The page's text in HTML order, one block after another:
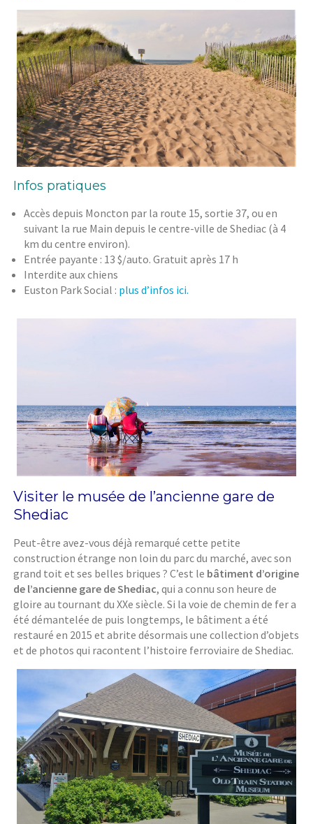
Infos pratiques
Accès depuis Moncton par la route 15, sortie 37, ou en
suivant la rue Main depuis le centre-ville de Shediac (à 4
km du centre environ).
Entrée payante : 13 $/auto. Gratuit après 17 h
Interdite aux chiens
Euston Park Social : plus d’infos ici.
Visiter le musée de l’ancienne gare de
Shediac
Peut-être avez-vous déjà remarqué cette petite
construction étrange non loin du parc du marché, avec son
grand toit et ses belles briques ? C’est le bâtiment d’origine
de l’ancienne gare de Shediac, qui a connu son heure de
gloire au tournant du XXe siècle. Si la voie de chemin de fer a
été démantelée de puis longtemps, le bâtiment a été
restauré en 2015 et abrite désormais une collection d’objets
et de photos qui racontent l’histoire ferroviaire de Shediac.